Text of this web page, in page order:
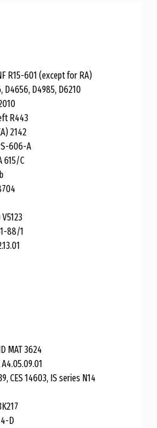
R15-601 (except for RA)
D4656, D4985, D6210
R443
2142
606-A
615/C
88/1
MAT 3624
A4.05.09.01
CES 14603, IS series N14
D